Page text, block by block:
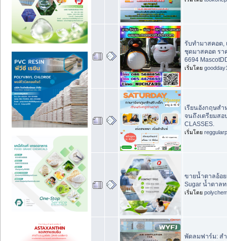
รับทำมาสคอต,
ชุดมาสคอต รา
6694
เริ่มโดย
เรียนอังกฤษส
จนถึงเตรียมสอ
CLASSES.
เริ่มโดย
ขายน้ำตาลอ้อย
Sugar น้ำตาล
เริ่มโดย
พัดลมฟาร์ม: ส